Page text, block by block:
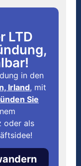
LTD
in den
Irland, mit
Sie
oder als